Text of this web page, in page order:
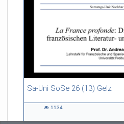
Sa-Uni SoSe 26 (13) Gelz
55:13 duration
1134